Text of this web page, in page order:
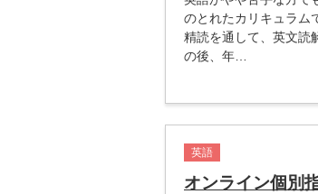
のとれたカリキュラム
精読を通して、英文読
の後、年…
英語
オンライン個別